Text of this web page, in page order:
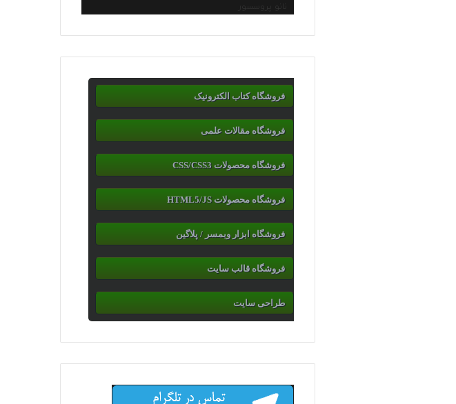
نانو پروسسور
فروشگاه کتاب الکترونیک
فروشگاه مقالات علمی
فروشگاه محصولات CSS/CSS3
فروشگاه محصولات HTML5/JS
فروشگاه ابزار وبمسر / پلاگین
فروشگاه قالب سایت
طراحی سایت